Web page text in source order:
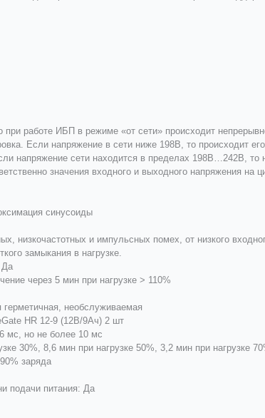
работе ИБП в режиме «от сети» происходит
Если напряжение в сети ниже 198В, то происходит
напряжение сети находится в пределах 198В…242В, то
значения входного и выходного напряжения на
синусоиды
низкочастотных и импульсных помех, от низкого
замыкания в нагрузке.
Да
через 5 мин при нагрузке > 110%
герметичная, необслуживаемая
HR 12-9 (12В/9Ач) 2 шт
мс, но не более 10 мс
30%, 8,6 мин при нагрузке 50%, 3,2 мин при нагрузке
заряда
подачи питания: Да